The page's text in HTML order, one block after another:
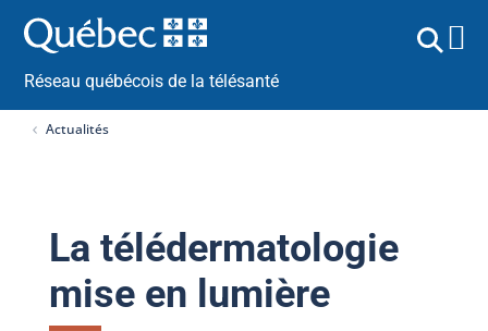
Réseau québécois de la télésanté
Actualités
La télédermatologie
mise en lumière